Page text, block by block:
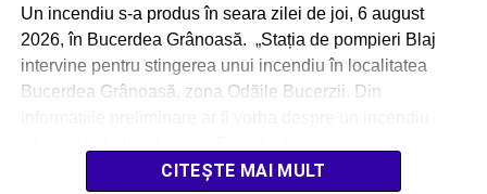
Un incendiu s-a produs în seara zilei de joi, 6 august
2026, în Bucerdea Grânoasă. „Stația de pompieri Blaj
intervine pentru stingerea unui incendiu în localitatea
Bucerdea Grânoasă, zona Odăile Bucerzii. Din
CITEȘTE MAI MULT